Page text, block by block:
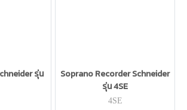
รุ่น
Soprano Recorder Schneider
รุ่น 4SE
4SE